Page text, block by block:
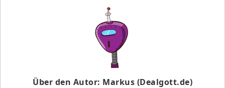
Über den Autor: Markus (Dealgott.de)